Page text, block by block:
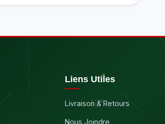
Liens Utiles
Livraison & Retours
Nous Joindre